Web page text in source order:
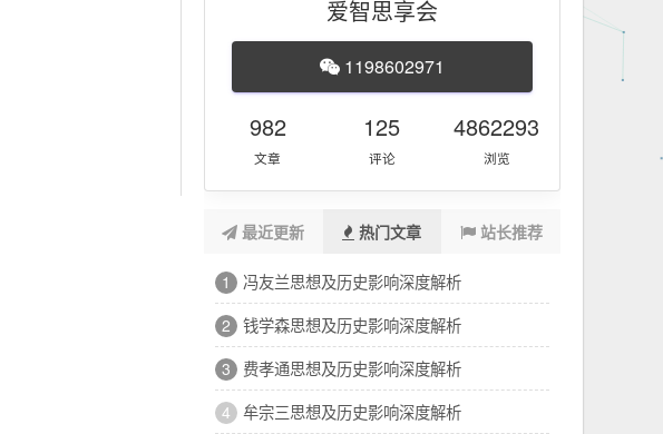
爱智思享会
1198602971
982
文章
125
评论
4862293
浏览
最近更新 热门文章 站长推荐
1 冯友兰思想及历史影响深度解析
2 钱学森思想及历史影响深度解析
3 费孝通思想及历史影响深度解析
4 牟宗三思想及历史影响深度解析